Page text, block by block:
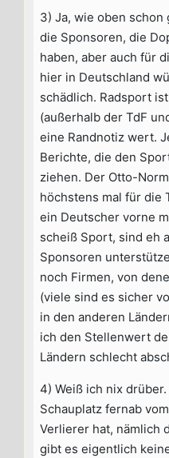
3) Ja, wie oben schon
die Sponsoren, die
haben, aber auch für
hier in Deutschland
schädlich. Radsport
(außerhalb der TdF
eine Randnotiz wert.
Berichte, die den
ziehen. Der Otto-
höchstens mal für die
ein Deutscher vorne
scheiß Sport, sind eh
Sponsoren
noch Firmen, von
(viele sind es sicher
in den anderen
ich den Stellenwert
Ländern schlecht
4) Weiß ich nix
Schauplatz fernab
Verlierer hat, nämlich
gibt es eigentlich